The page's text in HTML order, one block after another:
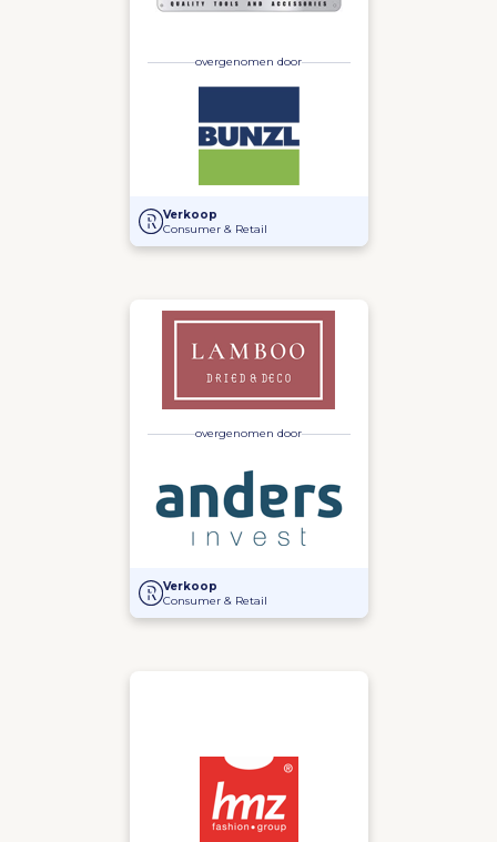
overgenomen door
Overname EcoTools door Bunzl
Verkoop
Consumer & Retail
overgenomen door
Anders Invest verwerft belang in Lamboo Dried &
Verkoop
Consumer & Retail